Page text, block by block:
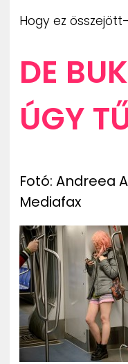
Hogy ez
DE
ÚGY
Fotó: Andreea
Mediafax